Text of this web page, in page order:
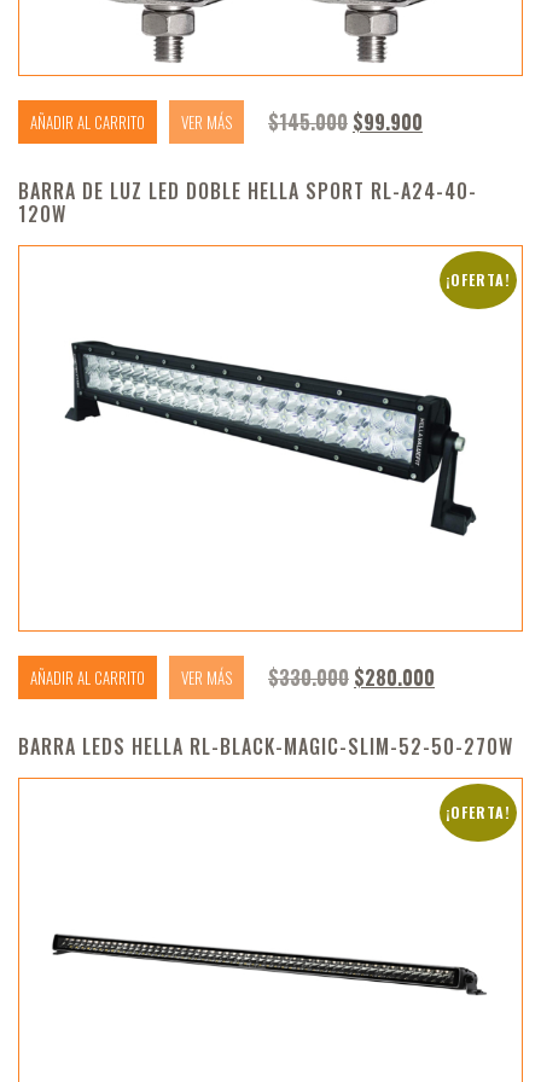
AÑADIR AL CARRITO VER MÁS $145.000 El precio original era:
$99.900
BARRA DE LUZ LED DOBLE HELLA SPORT RL-A24-40-
120W
¡OFERTA!
AÑADIR AL CARRITO VER MÁS $330.000 El precio original era:
$280.000
BARRA LEDS HELLA RL-BLACK-MAGIC-SLIM-52-50-270W
¡OFERTA!